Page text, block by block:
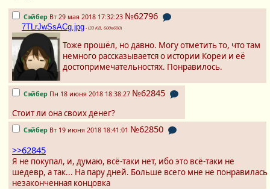
Сэйбер Вт 29 мая 2018 17:32:23 №62796
7TLrJwSsACg.jpg - (33 KB, 600x600)
Тоже прошёл, но давно. Могу отметить то, что там
немного рассказывается о истории Кореи и её
достопримечательностях. Понравилось.
Сэйбер Пн 18 июня 2018 18:38:27 №62845
Стоит ли она своих денег?
Сэйбер Вт 19 июня 2018 18:41:01 №62850
>>62845
Я не покупал, и, думаю, всё-таки нет, ибо это всё-таки не
шедевр, а так... На пару дней. Больше всего мне не понравилась
незаконченная концовка